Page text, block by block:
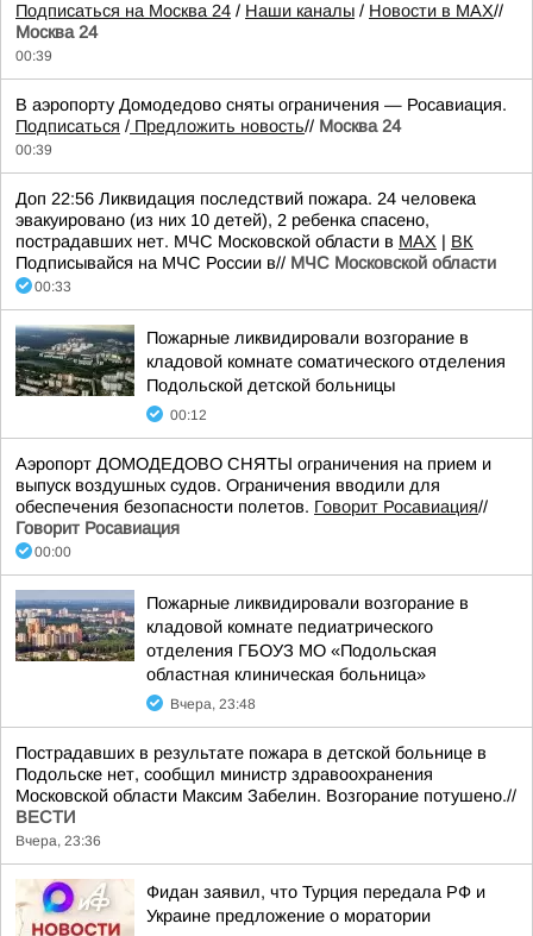
Подписаться на Москва 24 / Наши каналы / Новости в MAX//
Москва 24
00:39
В аэропорту Домодедово сняты ограничения — Росавиация.
Подписаться / Предложить новость// Москва 24
00:39
Доп 22:56 Ликвидация последствий пожара. 24 человека
эвакуировано (из них 10 детей), 2 ребенка спасено,
пострадавших нет. МЧС Московской области в MAX | ВК
Подписывайся на МЧС России в// МЧС Московской области
00:33
Пожарные ликвидировали возгорание в
кладовой комнате соматического отделения
Подольской детской больницы
00:12
Аэропорт ДОМОДЕДОВО СНЯТЫ ограничения на прием и
выпуск воздушных судов. Ограничения вводили для
обеспечения безопасности полетов. Говорит Росавиация//
Говорит Росавиация
00:00
Пожарные ликвидировали возгорание в
кладовой комнате педиатрического
отделения ГБОУЗ МО «Подольская
областная клиническая больница»
Вчера, 23:48
Пострадавших в результате пожара в детской больнице в
Подольске нет, сообщил министр здравоохранения
Московской области Максим Забелин. Возгорание потушено.//
ВЕСТИ
Вчера, 23:36
Фидан заявил, что Турция передала РФ и
Украине предложение о моратории